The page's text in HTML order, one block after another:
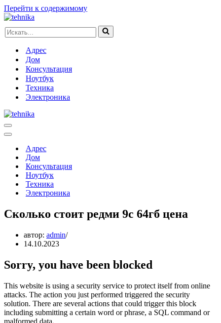
Перейти к содержимому
Искать...
Адрес
Дом
Консультация
Ноутбук
Техника
Электроника
Меню
навигации
Меню
навигацииАдрес
Дом
Консультация
Ноутбук
Техника
Электроника
Сколько стоит редми 9с 64гб цена
автор: admin
14.10.2023
Sorry, you have been blocked
This website is using a security service to protect itself from online
attacks. The action you just performed triggered the security
solution. There are several actions that could trigger this block
including submitting a certain word or phrase, a SQL command or
malformed data.